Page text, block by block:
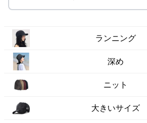
ランニング
深め
ニット
大きいサイズ